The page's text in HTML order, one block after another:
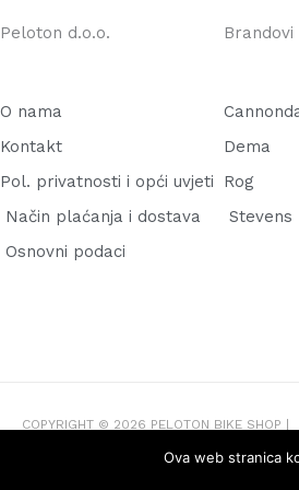
Peloton d.o.o.
O nama
Kontakt
Pol. privatnosti i opći uvjeti
Način plaćanja i dostava
Osnovni podaci
Brandovi
Dema
Rog
Stevens
COPYRIGHT © 2026 PELOTON BIKE SHOP
Ova web stranica